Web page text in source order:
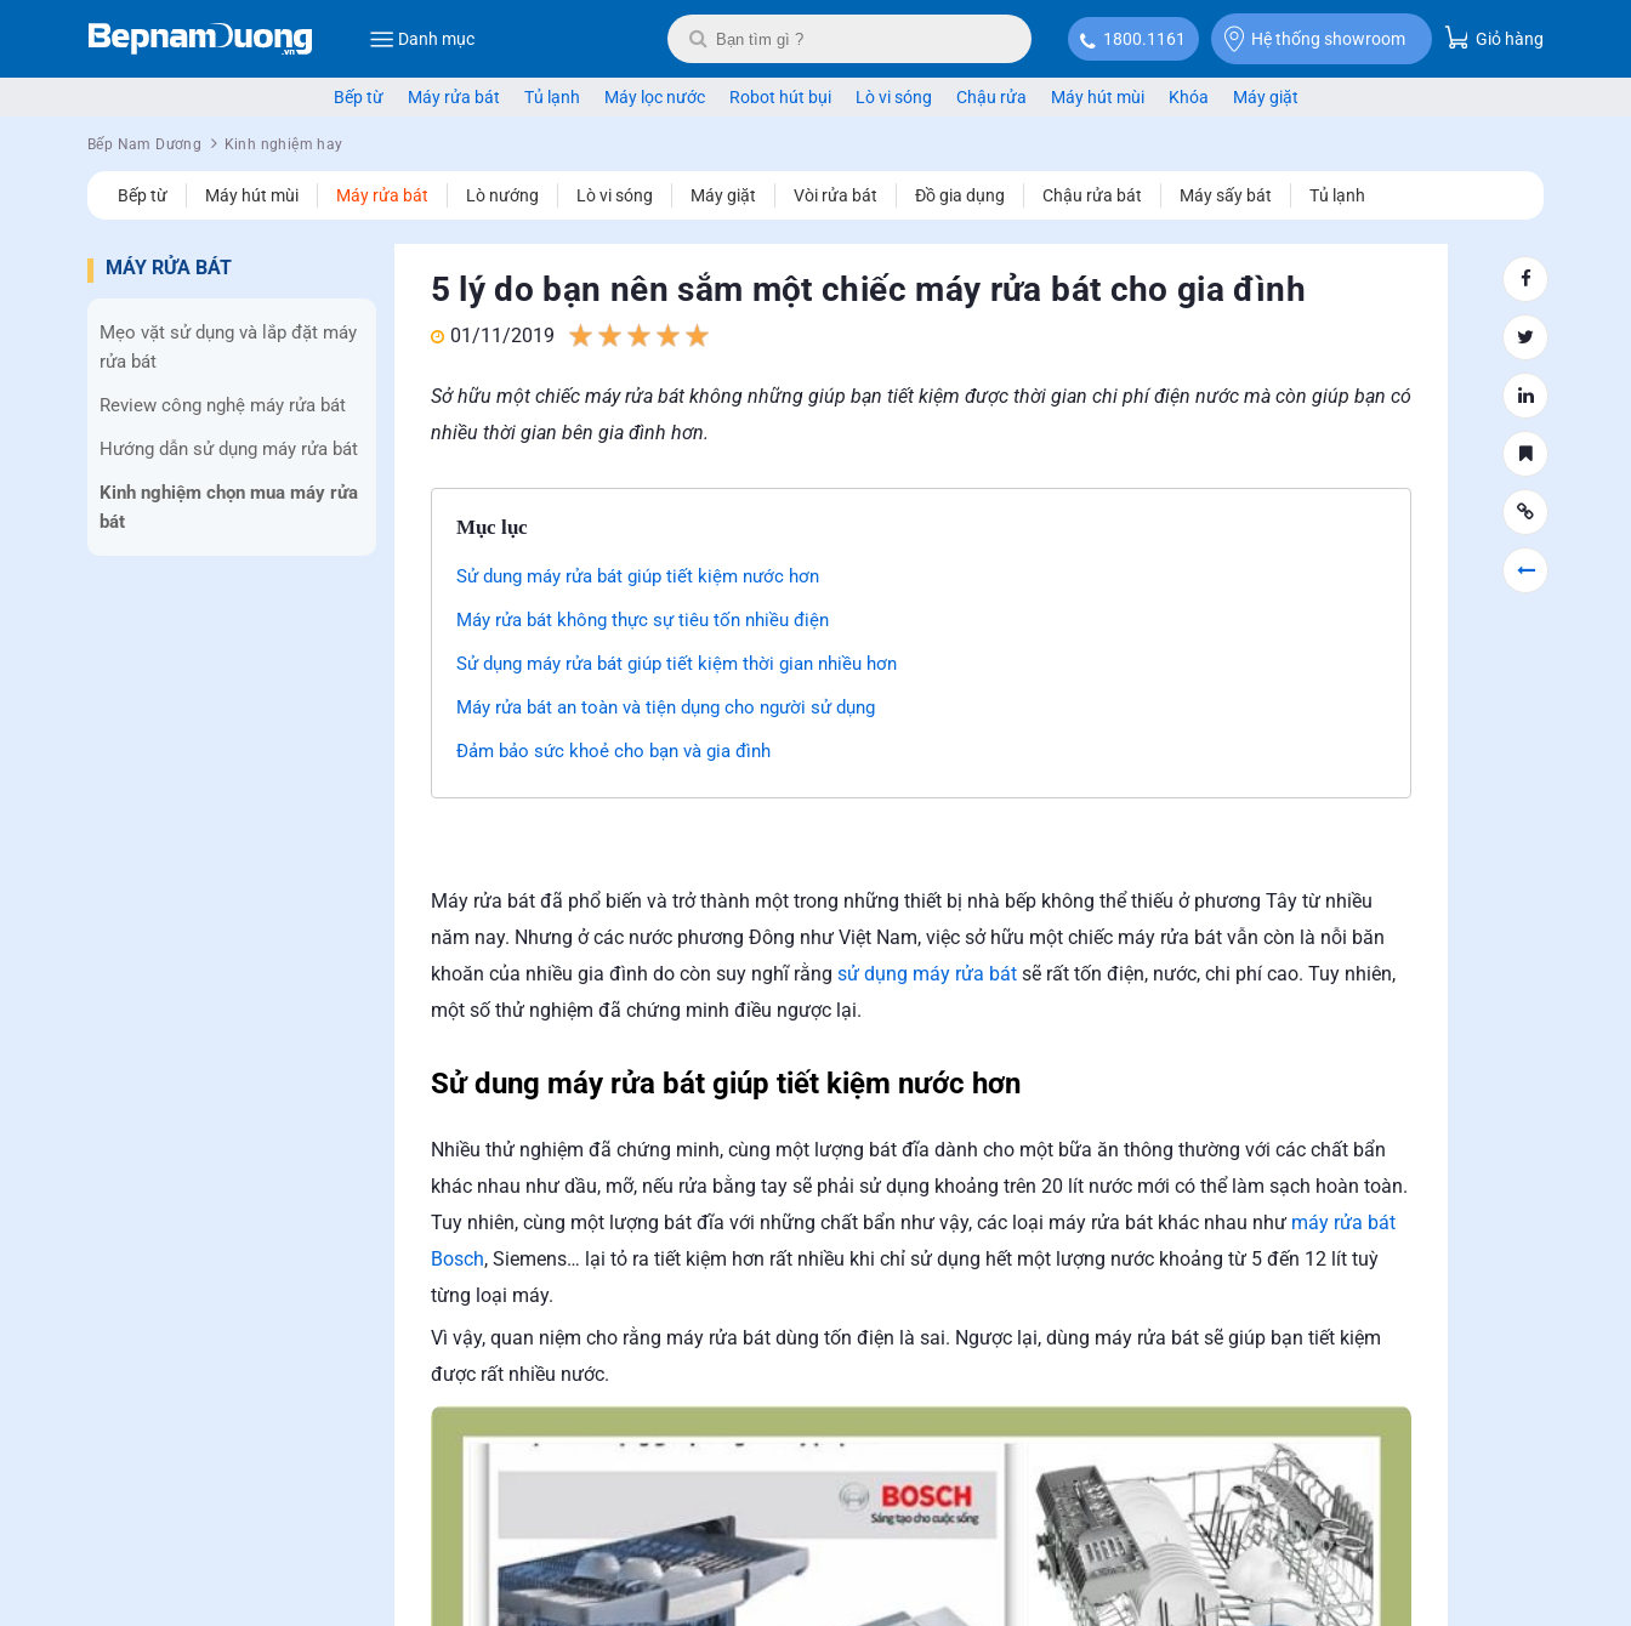
Danh mục 1800.1161 Hệ thống showroom Giỏ hàng
Bếp từ Máy rửa bát Tủ lạnh Máy lọc nước Robot hút bụi Lò vi sóng Chậu rửa Máy hút mùi Khóa Máy giặt
Bếp Nam Dương Kinh nghiệm hay
Bếp từ Máy hút mùi Máy rửa bát Lò nướng Lò vi sóng Máy giặt Vòi rửa bát Đồ gia dụng Chậu rửa bát Máy sấy bát Tủ lạnh
MÁY RỬA BÁT
Mẹo vặt sử dụng và lắp đặt máy
rửa bát
Review công nghệ máy rửa bát
Hướng dẫn sử dụng máy rửa bát
Kinh nghiệm chọn mua máy rửa
bát
5 lý do bạn nên sắm một chiếc máy rửa bát cho gia đình
01/11/2019
Sở hữu một chiếc máy rửa bát không những giúp bạn tiết kiệm được thời gian chi phí điện nước mà còn giúp bạn có
nhiều thời gian bên gia đình hơn.
Mục lục
Sử dung máy rửa bát giúp tiết kiệm nước hơn
Máy rửa bát không thực sự tiêu tốn nhiều điện
Sử dụng máy rửa bát giúp tiết kiệm thời gian nhiều hơn
Máy rửa bát an toàn và tiện dụng cho người sử dụng
Đảm bảo sức khoẻ cho bạn và gia đình
Máy rửa bát đã phổ biến và trở thành một trong những thiết bị nhà bếp không thể thiếu ở phương Tây từ nhiều
năm nay. Nhưng ở các nước phương Đông như Việt Nam, việc sở hữu một chiếc máy rửa bát vẫn còn là nỗi băn
khoăn của nhiều gia đình do còn suy nghĩ rằng sử dụng máy rửa bát sẽ rất tốn điện, nước, chi phí cao. Tuy nhiên,
một số thử nghiệm đã chứng minh điều ngược lại.
Sử dung máy rửa bát giúp tiết kiệm nước hơn
Nhiều thử nghiệm đã chứng minh, cùng một lượng bát đĩa dành cho một bữa ăn thông thường với các chất bẩn
khác nhau như dầu, mỡ, nếu rửa bằng tay sẽ phải sử dụng khoảng trên 20 lít nước mới có thể làm sạch hoàn toàn.
Tuy nhiên, cùng một lượng bát đĩa với những chất bẩn như vậy, các loại máy rửa bát khác nhau như máy rửa bát
Bosch, Siemens… lại tỏ ra tiết kiệm hơn rất nhiều khi chỉ sử dụng hết một lượng nước khoảng từ 5 đến 12 lít tuỳ
từng loại máy.
Vì vậy, quan niệm cho rằng máy rửa bát dùng tốn điện là sai. Ngược lại, dùng máy rửa bát sẽ giúp bạn tiết kiệm
được rất nhiều nước.